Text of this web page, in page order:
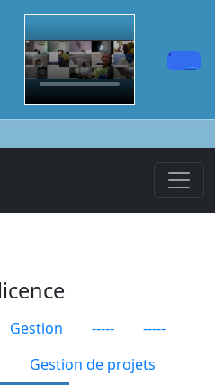
Gestion -----
-----
Gestion de projets